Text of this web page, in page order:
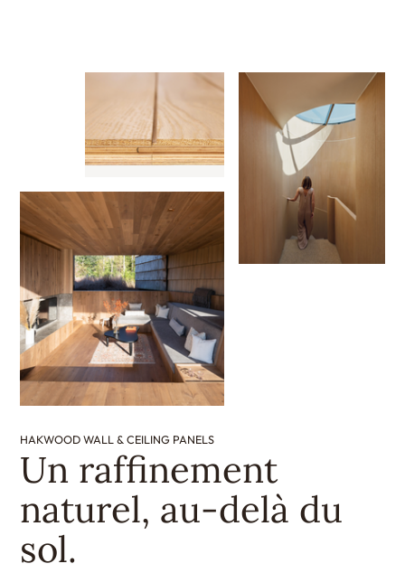
HAKWOOD WALL & CEILING PANELS
Un raffinement
naturel, au-delà du
sol.